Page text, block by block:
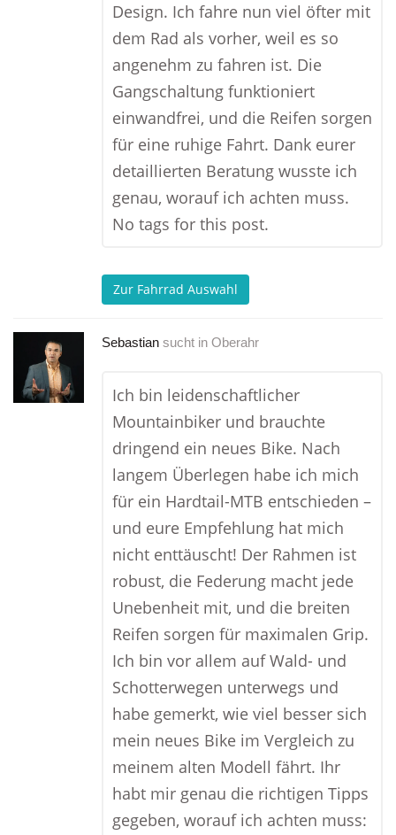
Design. Ich fahre nun viel öfter mit
dem Rad als vorher, weil es so
angenehm zu fahren ist. Die
Gangschaltung funktioniert
einwandfrei, und die Reifen sorgen
für eine ruhige Fahrt. Dank eurer
detaillierten Beratung wusste ich
genau, worauf ich achten muss.
No tags for this post.
Zur Fahrrad Auswahl
Sebastian sucht in Oberahr
Ich bin leidenschaftlicher
Mountainbiker und brauchte
dringend ein neues Bike. Nach
langem Überlegen habe ich mich
für ein Hardtail-MTB entschieden –
und eure Empfehlung hat mich
nicht enttäuscht! Der Rahmen ist
robust, die Federung macht jede
Unebenheit mit, und die breiten
Reifen sorgen für maximalen Grip.
Ich bin vor allem auf Wald- und
Schotterwegen unterwegs und
habe gemerkt, wie viel besser sich
mein neues Bike im Vergleich zu
meinem alten Modell fährt. Ihr
habt mir genau die richtigen Tipps
gegeben, worauf ich achten muss: